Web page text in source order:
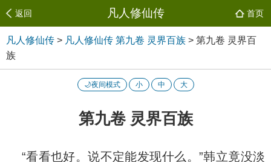
返回 凡人修仙传 首页
凡人修仙传 > 凡人修仙传 第九卷 灵界百族 > 第九卷 灵界百
族
🌙夜间模式 小 中 大
第九卷 灵界百族
“看看也好。说不定能发现什么。”韩立竟没淡